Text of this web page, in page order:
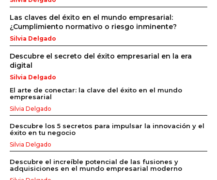
Las claves del éxito en el mundo empresarial:
¿Cumplimiento normativo o riesgo inminente?
Silvia Delgado
Descubre el secreto del éxito empresarial en la era
digital
Silvia Delgado
El arte de conectar: la clave del éxito en el mundo
empresarial
Silvia Delgado
Descubre los 5 secretos para impulsar la innovación y el
éxito en tu negocio
Silvia Delgado
Descubre el increíble potencial de las fusiones y
adquisiciones en el mundo empresarial moderno